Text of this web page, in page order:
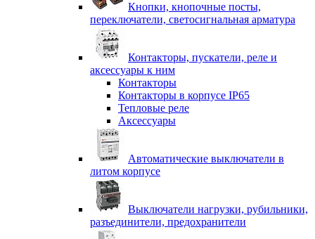
Кнопки, кнопочные посты,
переключатели, светосигнальная арматура
Контакторы, пускатели, реле и
аксессуары к ним
Контакторы
Контакторы в корпусе IP65
Тепловые реле
Аксессуары
Автоматические выключатели в
литом корпусе
Выключатели нагрузки, рубильники,
разъединители, предохранители